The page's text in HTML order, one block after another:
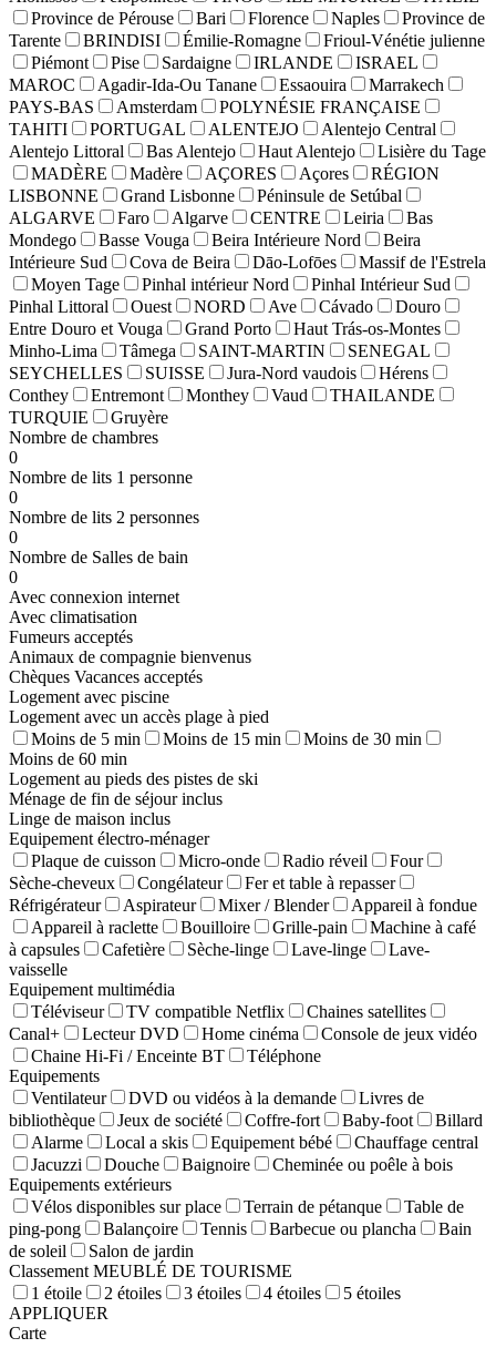
Province de Pérouse
Bari Florence Naples
Province de
Tarente
BRINDISI Émilie-Romagne
Frioul-Vénétie julienne
Piémont
Pise Sardaigne IRLANDE
ISRAEL
MAROC
Agadir-Ida-Ou Tanane Essaouira
Marrakech
PAYS-BAS
Amsterdam
POLYNÉSIE FRANÇAISE
TAHITI
PORTUGAL ALENTEJO
Alentejo Central
Alentejo Littoral
Bas Alentejo Haut Alentejo
Lisière du Tage
MADÈRE
Madère AÇORES Açores
RÉGION
LISBONNE
Grand Lisbonne
Péninsule de Setúbal
ALGARVE
Faro Algarve CENTRE Leiria
Bas
Mondego
Basse Vouga Beira Intérieure Nord
Beira
Intérieure Sud
Cova de Beira Dāo-Lofōes
Massif de l'Estrela
Moyen Tage
Pinhal intérieur Nord
Pinhal Intérieur Sud
Pinhal Littoral
Ouest NORD Ave Cávado
Douro
Entre Douro et Vouga
Grand Porto
Haut Trás-os-Montes
Minho-Lima
Tâmega SAINT-MARTIN
SENEGAL
SEYCHELLES
SUISSE Jura-Nord vaudois
Hérens
Conthey
Entremont Monthey Vaud
THAILANDE
TURQUIE
Gruyère
Nombre de chambres
0
Nombre de lits 1 personne
0
Nombre de lits 2 personnes
0
Nombre de Salles de bain
0
Avec connexion internet
Avec climatisation
Fumeurs acceptés
Animaux de compagnie bienvenus
Chèques Vacances acceptés
Logement avec piscine
Logement avec un accès plage à pied
Moins de 5 min
Moins de 15 min
Moins de 30 min
Moins de 60 min
Logement au pieds des pistes de ski
Ménage de fin de séjour inclus
Linge de maison inclus
Equipement électro-ménager
Plaque de cuisson
Micro-onde Radio réveil
Four
Sèche-cheveux
Congélateur
Fer et table à repasser
Réfrigérateur
Aspirateur Mixer / Blender
Appareil à fondue
Appareil à raclette
Bouilloire Grille-pain
Machine à café
à capsules
Cafetière Sèche-linge Lave-linge
Lave-
vaisselle
Equipement multimédia
Téléviseur
TV compatible Netflix
Chaines satellites
Canal+
Lecteur DVD Home cinéma
Console de jeux vidéo
Chaine Hi-Fi / Enceinte BT
Téléphone
Equipements
Ventilateur
DVD ou vidéos à la demande
Livres de
bibliothèque
Jeux de société Coffre-fort Baby-foot
Billard
Alarme
Local a skis Equipement bébé
Chauffage central
Jacuzzi
Douche Baignoire
Cheminée ou poêle à bois
Equipements extérieurs
Vélos disponibles sur place
Terrain de pétanque
Table de
ping-pong
Balançoire Tennis Barbecue ou plancha
Bain
de soleil
Salon de jardin
Classement MEUBLÉ DE TOURISME
1 étoile
2 étoiles 3 étoiles 4 étoiles
5 étoiles
APPLIQUER
Carte